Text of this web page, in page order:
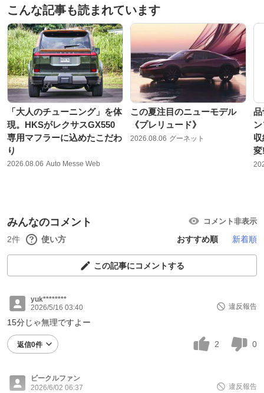
こんな記事も読まれています
「大人のチューニング」を体
現。HKSがレクサスGX550
専用マフラーに込めたこだわ
り
2026.08.06 Auto Messe Web
この夏注目のニューモデル
《プレリュード》
2026.08.06 グーネット
みんなのコメント コメント非表示
2件 使い方 おすすめ順 新着順
この記事にコメントする
yuk********
2026/5/16 03:40
違反報告
15分じゃ無理ですよー
返信0件 2 0
ビークルファン
2026/6/02 06:37
違反報告